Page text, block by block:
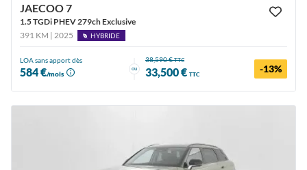
JAECOO 7
1.5 TGDi PHEV 279ch Exclusive
391 KM | 2025
HYBRIDE
LOA sans apport dès
584 €/mois
ou
38,590 €TTC
33,500 € TTC -13%